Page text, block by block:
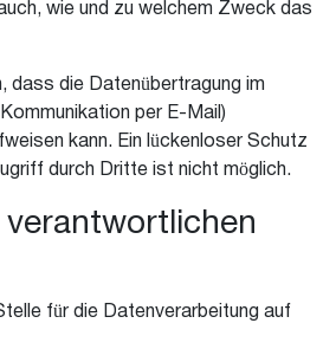
wie und zu welchem Zweck das
dass die Datenübertragung im
per E-Mail)
kann. Ein lückenloser Schutz
durch Dritte ist nicht möglich.
verantwortlichen
für die Datenverarbeitung auf